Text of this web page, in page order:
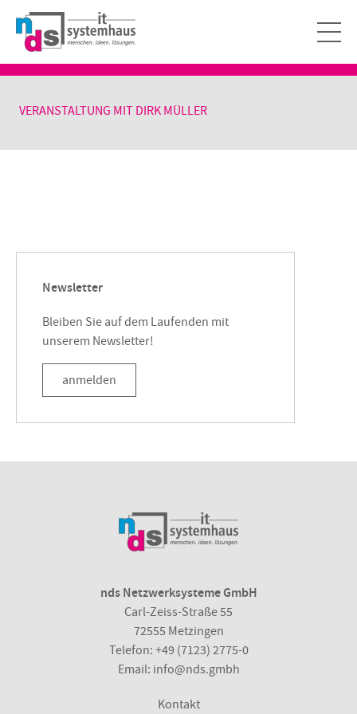
VERANSTALTUNG MIT DIRK MÜLLER
Newsletter
Bleiben Sie auf dem Laufenden mit
unserem Newsletter!
anmelden
nds Netzwerksysteme GmbH
Carl-Zeiss-Straße 55
72555 Metzingen
Telefon: +49 (7123) 2775-0
Email: info@nds.gmbh
Kontakt